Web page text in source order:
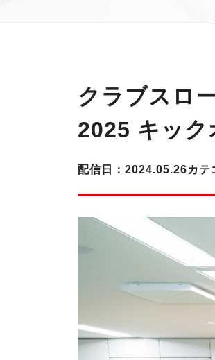
クラブスロ
2025 キック
カテ
配信日：2024.05.26